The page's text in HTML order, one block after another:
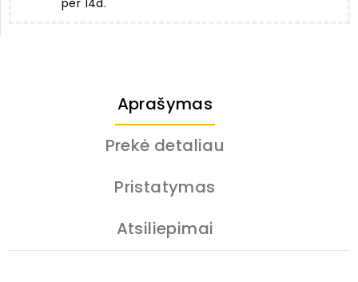
per 14d.
Aprašymas
Prekė detaliau
Pristatymas
Atsiliepimai